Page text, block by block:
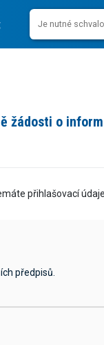
žádosti o
přihlašovací
předpisů.